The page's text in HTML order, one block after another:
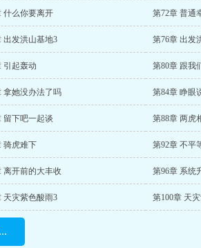
什么你要离开 第72章 普通
出发洪山基地3 第76章 出发
引起轰动 第80章 跟我
拿她没办法了吗 第84章 睁眼
留下吧一起谈 第88章 两虎
骑虎难下 第92章 不平
离开前的大丰收 第96章 系统
天灾紫色酸雨3 第100章 天